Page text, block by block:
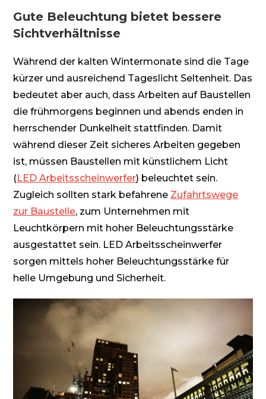
Gute Beleuchtung bietet bessere
Sichtverhältnisse
Während der kalten Wintermonate sind die Tage
kürzer und ausreichend Tageslicht Seltenheit. Das
bedeutet aber auch, dass Arbeiten auf Baustellen
die frühmorgens beginnen und abends enden in
herrschender Dunkelheit stattfinden. Damit
während dieser Zeit sicheres Arbeiten gegeben
ist, müssen Baustellen mit künstlichem Licht
(LED Arbeitsscheinwerfer) beleuchtet sein.
Zugleich sollten stark befahrene Zufahrtswege
zur Baustelle, zum Unternehmen mit
Leuchtkörpern mit hoher Beleuchtungsstärke
ausgestattet sein. LED Arbeitsscheinwerfer
sorgen mittels hoher Beleuchtungsstärke für
helle Umgebung und Sicherheit.